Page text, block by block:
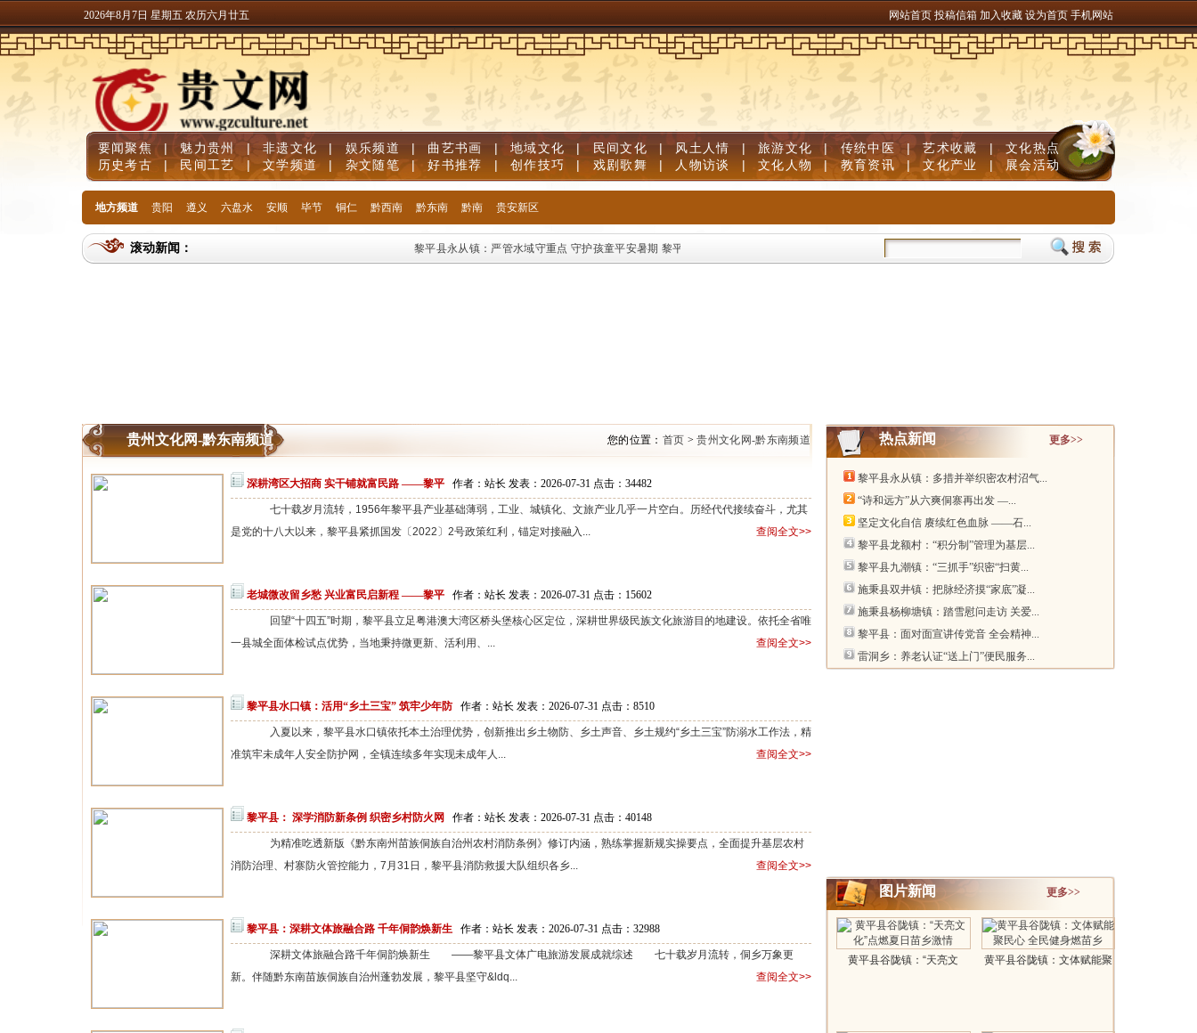
2026年8月7日 星期五 农历六月廿五 网站首页 投稿信箱 加入收藏 设为首页 手机网站
要闻聚焦 | 魅力贵州 | 非遗文化 | 娱乐频道 | 曲艺书画 | 地域文化 | 民间文化 | 风土人情 | 旅游文化 | 传统中医 | 艺术收藏 | 文化热点
历史考古
| 民间工艺 | 文学频道 | 杂文随笔 | 好书推荐 | 创作技巧 | 戏剧歌舞 | 人物访谈 | 文化人物 | 教育资讯 | 文化产业 | 展会活动
地方频道 贵阳 遵义 六盘水 安顺 毕节 铜仁 黔西南 黔东南 黔南 贵安新区
滚动新闻： 黎平县永从镇：严管水域守重点 守护孩童平安暑期 黎平县龙额镇：实战演练强技能 织密防溺安全网 黎平县：推普兴乡传非遗 双语交融促振兴 黎平县高屯街道：三
贵州文化网-黔东南频道 您的位置： 首页 >贵州文化网-黔东南频道
深耕湾区大招商 实干铺就富民路 ——黎平 作者：站长 发表：2026-07-31 点击： 34482
七十载岁月流转，1956年黎平县产业基础薄弱，工业、城镇化、文旅产业几乎一片空白。历经代代接续奋斗，尤其
是党的十八大以来，黎平县紧抓国发〔2022〕2号政策红利，锚定对接融入...
查阅全文>>
老城微改留乡愁 兴业富民启新程 ——黎平 作者：站长 发表：2026-07-31 点击： 15602
回望“十四五”时期，黎平县立足粤港澳大湾区桥头堡核心区定位，深耕世界级民族文化旅游目的地建设。依托全省唯
一县城全面体检试点优势，当地秉持微更新、活利用、...
查阅全文>>
黎平县水口镇：活用“乡土三宝” 筑牢少年防 作者：站长 发表：2026-07-31 点击： 8510
入夏以来，黎平县水口镇依托本土治理优势，创新推出乡土物防、乡土声音、乡土规约“乡土三宝”防溺水工作法，精
准筑牢未成年人安全防护网，全镇连续多年实现未成年人...
查阅全文>>
黎平县： 深学消防新条例 织密乡村防火网 作者：站长 发表：2026-07-31 点击： 40148
为精准吃透新版《黔东南州苗族侗族自治州农村消防条例》修订内涵，熟练掌握新规实操要点，全面提升基层农村
消防治理、村寨防火管控能力，7月31日，黎平县消防救援大队组织各乡...
查阅全文>>
黎平县：深耕文体旅融合路 千年侗韵焕新生 作者：站长 发表：2026-07-31 点击： 32988
深耕文体旅融合路千年侗韵焕新生 ——黎平县文体广电旅游发展成就综述 七十载岁月流转，侗乡万象更
新。伴随黔东南苗族侗族自治州蓬勃发展，黎平县坚守&ldq...
查阅全文>>
热点新闻 更多>>
黎平县永从镇：多措并举织密农村沼气...
“诗和远方”从六爽侗寨再出发 —...
坚定文化自信 赓续红色血脉 ——石...
黎平县龙额村：“积分制”管理为基层...
黎平县九潮镇：“三抓手”织密“扫黄...
施秉县双井镇：把脉经济摸“家底”凝...
施秉县杨柳塘镇：踏雪慰问走访 关爱...
黎平县：面对面宣讲传党音 全会精神...
雷洞乡：养老认证“送上门”便民服务...
图片新闻 更多>>
黄平县谷陇镇：“天亮文
黄平县谷陇镇：文体赋能聚